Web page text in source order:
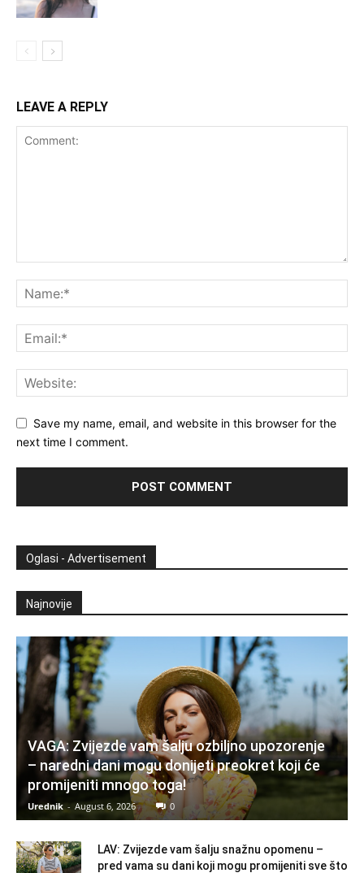
LEAVE A REPLY
Save my name, email, and website in this browser for the
next time I comment.
Oglasi - Advertisement
Najnovije
VAGA: Zvijezde vam šalju ozbiljno upozorenje
– naredni dani mogu donijeti preokret koji će
promijeniti mnogo toga!
Urednik - August 6, 2026 0
LAV: Zvijezde vam šalju snažnu opomenu –
pred vama su dani koji mogu promijeniti sve što